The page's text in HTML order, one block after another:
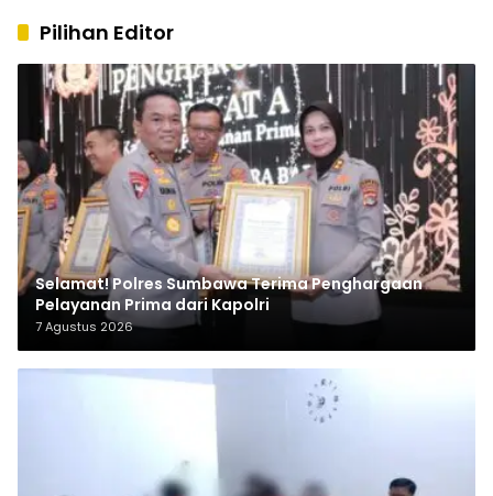
Pilihan Editor
Selamat! Polres Sumbawa Terima Penghargaan
Pelayanan Prima dari Kapolri
7 Agustus 2026